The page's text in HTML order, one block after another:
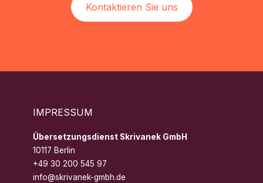
Kontaktieren Sie uns
IMPRESSUM
Übersetzungsdienst Skrivanek GmbH
10117 Berlin
+49 30 200 545 97
info@skrivanek-gmbh.de